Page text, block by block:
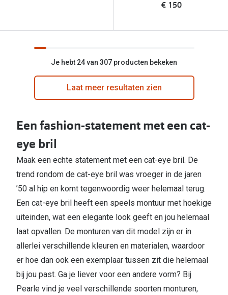
€ 150
Je hebt 24 van 307 producten bekeken
Laat meer resultaten zien
Een fashion-statement met een cat-
eye bril
Maak een echte statement met een cat-eye bril. De
trend rondom de cat-eye bril was vroeger in de jaren
’50 al hip en komt tegenwoordig weer helemaal terug.
Een cat-eye bril heeft een speels montuur met hoekige
uiteinden, wat een elegante look geeft en jou helemaal
laat opvallen. De monturen van dit model zijn er in
allerlei verschillende kleuren en materialen, waardoor
er hoe dan ook een exemplaar tussen zit die helemaal
bij jou past. Ga je liever voor een andere vorm? Bij
Pearle vind je veel verschillende soorten monturen,